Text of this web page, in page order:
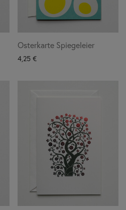
Osterkarte Spiegeleier
4,25 €